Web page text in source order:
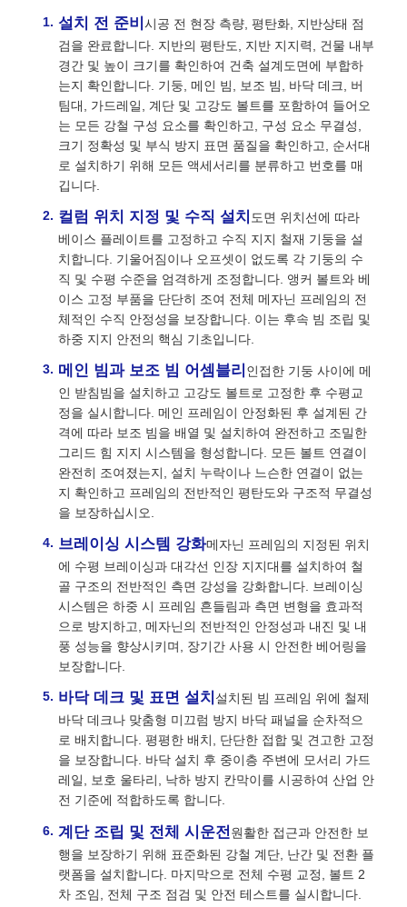
설치 전 준비시공 전 현장 측량, 평탄화, 지반상태 점
검을 완료합니다. 지반의 평탄도, 지반 지지력, 건물 내부
경간 및 높이 크기를 확인하여 건축 설계도면에 부합하
는지 확인합니다. 기둥, 메인 빔, 보조 빔, 바닥 데크, 버
팀대, 가드레일, 계단 및 고강도 볼트를 포함하여 들어오
는 모든 강철 구성 요소를 확인하고, 구성 요소 무결성,
크기 정확성 및 부식 방지 표면 품질을 확인하고, 순서대
로 설치하기 위해 모든 액세서리를 분류하고 번호를 매
깁니다.
컬럼 위치 지정 및 수직 설치 도면 위치선에 따라
베이스 플레이트를 고정하고 수직 지지 철재 기둥을 설
치합니다. 기울어짐이나 오프셋이 없도록 각 기둥의 수
직 및 수평 수준을 엄격하게 조정합니다. 앵커 볼트와 베
이스 고정 부품을 단단히 조여 전체 메자닌 프레임의 전
체적인 수직 안정성을 보장합니다. 이는 후속 빔 조립 및
하중 지지 안전의 핵심 기초입니다.
메인 빔과 보조 빔 어셈블리 인접한 기둥 사이에 메
인 받침빔을 설치하고 고강도 볼트로 고정한 후 수평교
정을 실시합니다. 메인 프레임이 안정화된 후 설계된 간
격에 따라 보조 빔을 배열 및 설치하여 완전하고 조밀한
그리드 힘 지지 시스템을 형성합니다. 모든 볼트 연결이
완전히 조여졌는지, 설치 누락이나 느슨한 연결이 없는
지 확인하고 프레임의 전반적인 평탄도와 구조적 무결성
을 보장하십시오.
브레이싱 시스템 강화메자닌 프레임의 지정된 위치
에 수평 브레이싱과 대각선 인장 지지대를 설치하여 철
골 구조의 전반적인 측면 강성을 강화합니다. 브레이싱
시스템은 하중 시 프레임 흔들림과 측면 변형을 효과적
으로 방지하고, 메자닌의 전반적인 안정성과 내진 및 내
풍 성능을 향상시키며, 장기간 사용 시 안전한 베어링을
보장합니다.
바닥 데크 및 표면 설치 설치된 빔 프레임 위에 철제
바닥 데크나 맞춤형 미끄럼 방지 바닥 패널을 순차적으
로 배치합니다. 평평한 배치, 단단한 접합 및 견고한 고정
을 보장합니다. 바닥 설치 후 중이층 주변에 모서리 가드
레일, 보호 울타리, 낙하 방지 칸막이를 시공하여 산업 안
전 기준에 적합하도록 합니다.
계단 조립 및 전체 시운전 원활한 접근과 안전한 보
행을 보장하기 위해 표준화된 강철 계단, 난간 및 전환 플
랫폼을 설치합니다. 마지막으로 전체 수평 교정, 볼트 2
차 조임, 전체 구조 점검 및 안전 테스트를 실시합니다.